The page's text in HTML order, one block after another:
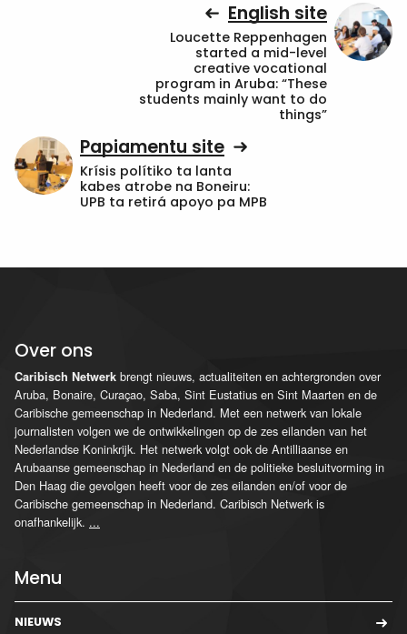
English site
Loucette Reppenhagen
started a mid-level
creative vocational
program in Aruba: “These
students mainly want to do
things”
Papiamentu site
Krísis polítiko ta lanta
kabes atrobe na Boneiru:
UPB ta retirá apoyo pa MPB
Over ons
Caribisch Netwerk brengt nieuws, actualiteiten en achtergronden over
Aruba, Bonaire, Curaçao, Saba, Sint Eustatius en Sint Maarten en de
Caribische gemeenschap in Nederland. Met een netwerk van lokale
journalisten volgen we de ontwikkelingen op de zes eilanden van het
Nederlandse Koninkrijk. Het netwerk volgt ook de Antilliaanse en
Arubaanse gemeenschap in Nederland en de politieke besluitvorming in
Den Haag die gevolgen heeft voor de zes eilanden en/of voor de
Caribische gemeenschap in Nederland. Caribisch Netwerk is
onafhankelijk. ...
Menu
NIEUWS